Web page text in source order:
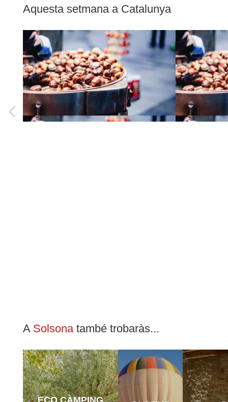
Aquesta setmana a Catalunya
‹
A Solsonatambé trobaràs...
ECO CÀMPING